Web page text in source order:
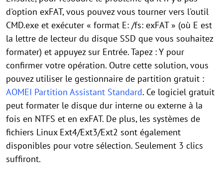
d'option exFAT, vous pouvez vous tourner vers l'outil
CMD.exe et exécuter « format E: /fs: exFAT » (où E est
la lettre de lecteur du disque SSD que vous souhaitez
formater) et appuyez sur Entrée. Tapez : Y pour
confirmer votre opération. Outre cette solution, vous
pouvez utiliser le gestionnaire de partition gratuit :
AOMEI Partition Assistant Standard. Ce logiciel gratuit
peut formater le disque dur interne ou externe à la
fois en NTFS et en exFAT. De plus, les systèmes de
fichiers Linux Ext4/Ext3/Ext2 sont également
disponibles pour votre sélection. Seulement 3 clics
suffiront.